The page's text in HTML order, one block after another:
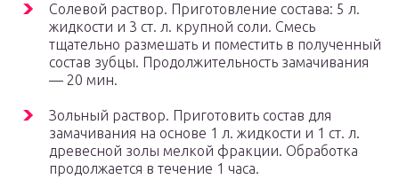
Солевой раствор. Приготовление состава: 5 л.
жидкости и 3 ст. л. крупной соли. Смесь
тщательно размешать и поместить в полученный
состав зубцы. Продолжительность замачивания
— 20 мин.
Зольный раствор. Приготовить состав для
замачивания на основе 1 л. жидкости и 1 ст. л.
древесной золы мелкой фракции. Обработка
продолжается в течение 1 часа.